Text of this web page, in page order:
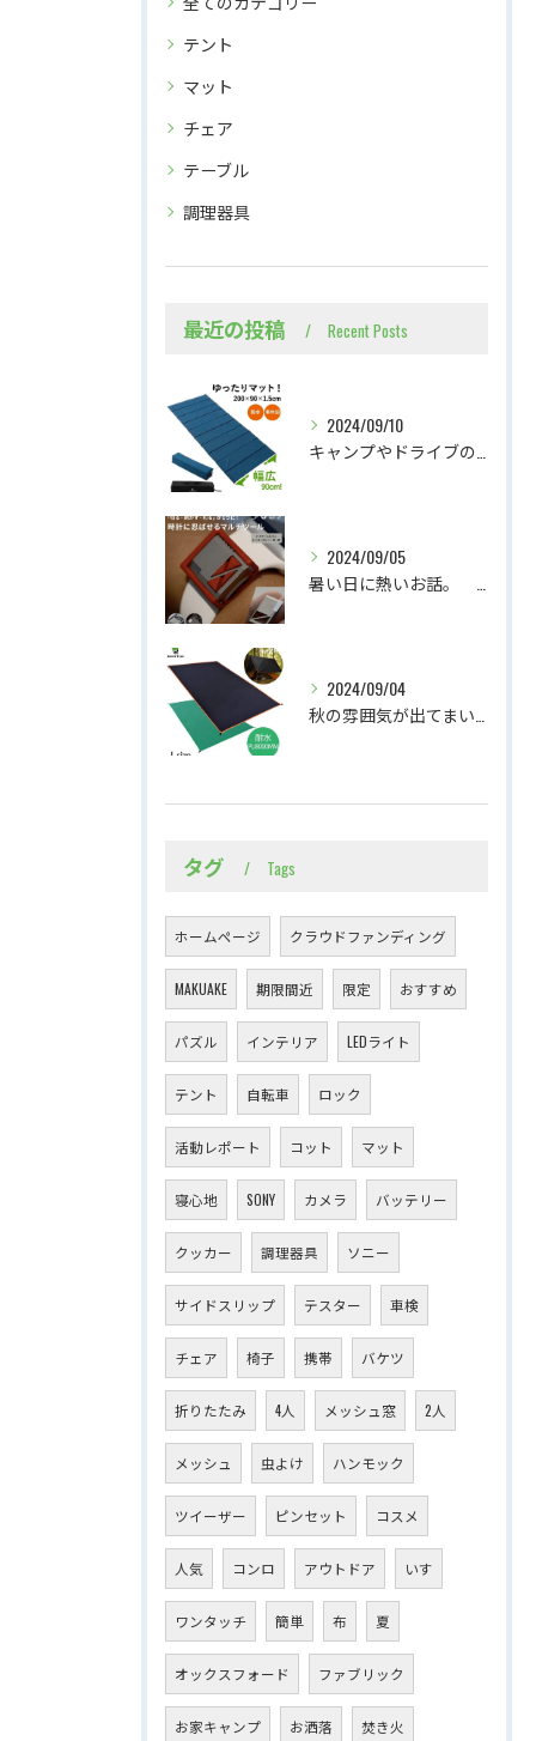
テント
マット
チェア
テーブル
調理器具
最近の投稿 Recent Posts
2024/09/10
2024/09/05
2024/09/04
タグ Tags
ホームページ クラウドファンディング
MAKUAKE 期限間近 限定 おすすめ
パズル インテリア LEDライト
テント 自転車 ロック
活動レポート コット マット
寝心地 SONY カメラ バッテリー
クッカー 調理器具 ソニー
サイドスリップ テスター 車検
チェア 椅子 携帯 バケツ
折りたたみ 4人 メッシュ窓 2人
メッシュ 虫よけ ハンモック
ツイーザー ピンセット コスメ
人気 コンロ アウトドア いす
ワンタッチ 簡単 布 夏
オックスフォード ファブリック
お家キャンプ お洒落 焚き火